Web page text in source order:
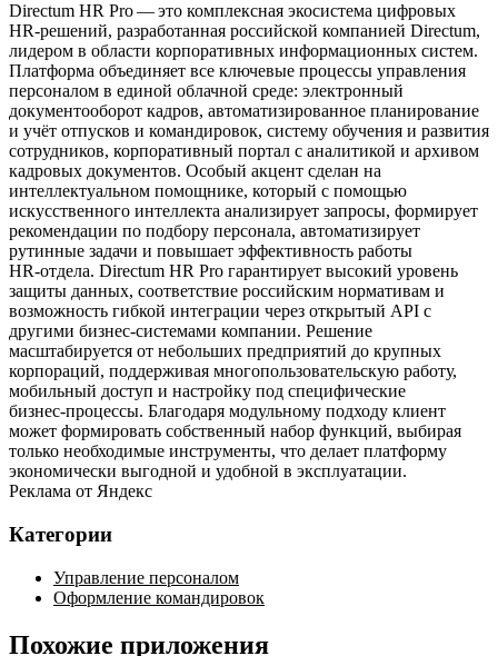
Directum HR Pro — это комплексная экосистема цифровых
HR‑решений, разработанная российской компанией Directum,
лидером в области корпоративных информационных систем.
Платформа объединяет все ключевые процессы управления
персоналом в единой облачной среде: электронный
документооборот кадров, автоматизированное планирование
и учёт отпусков и командировок, систему обучения и развития
сотрудников, корпоративный портал с аналитикой и архивом
кадровых документов. Особый акцент сделан на
интеллектуальном помощнике, который с помощью
искусственного интеллекта анализирует запросы, формирует
рекомендации по подбору персонала, автоматизирует
рутинные задачи и повышает эффективность работы
HR‑отдела. Directum HR Pro гарантирует высокий уровень
защиты данных, соответствие российским нормативам и
возможность гибкой интеграции через открытый API с
другими бизнес‑системами компании. Решение
масштабируется от небольших предприятий до крупных
корпораций, поддерживая многопользовательскую работу,
мобильный доступ и настройку под специфические
бизнес‑процессы. Благодаря модульному подходу клиент
может формировать собственный набор функций, выбирая
только необходимые инструменты, что делает платформу
экономически выгодной и удобной в эксплуатации.
Реклама от Яндекс
Категории
Управление персоналом
Оформление командировок
Похожие приложения